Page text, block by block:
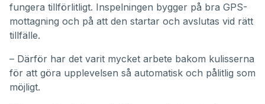
fungera tillförlitligt. Inspelningen bygger på bra GPS-
mottagning och på att den startar och avslutas vid rätt
tillfälle.
– Därför har det varit mycket arbete bakom kulisserna
för att göra upplevelsen så automatisk och pålitlig som
möjligt.